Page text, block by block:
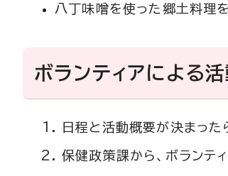
八丁味噌を使った郷土料理
ボランティアによる
日程と活動概要が決まった
保健政策課から、ボランテ